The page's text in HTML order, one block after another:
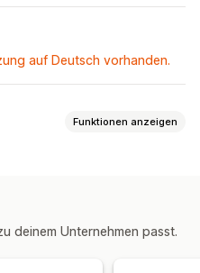
auf Deutsch vorhanden.
Funktionen anzeigen
deinem Unternehmen passt.